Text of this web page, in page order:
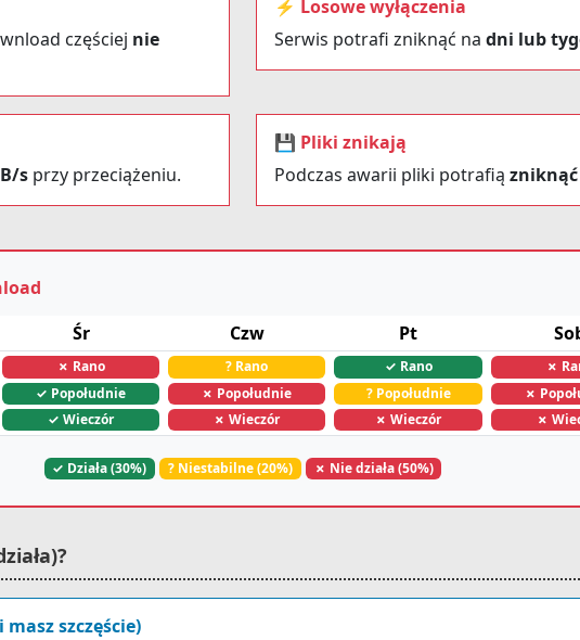
częściej nie
⚡ Losowe wyłączenia
Serwis potrafi zniknąć na dni lub
s przy przeciążeniu.
💾 Pliki znikają
Podczas awarii pliki potrafią
Śr
Czw Pt
✗ Rano
✓ Popołudnie
✓ Wieczór
? Rano
✗ Popołudnie
✗ Wieczór
✓ Rano
? Popołudnie
✗ Wieczór
✗
✗
✗
✓ Działa (30%) ? Niestabilne (20%) ✗ Nie działa (50%)
szczęście)